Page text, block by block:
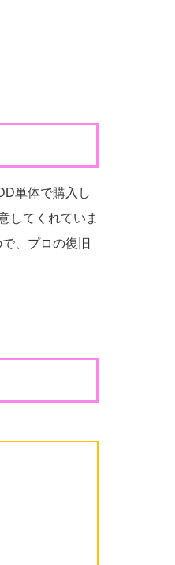
単体で購入し
してくれていま
、プロの復旧